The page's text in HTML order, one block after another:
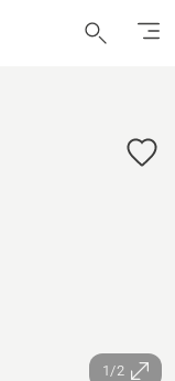
1/2